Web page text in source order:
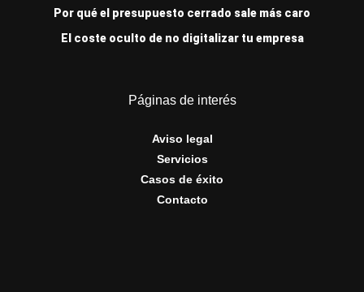
Por qué el presupuesto cerrado sale más caro
El coste oculto de no digitalizar tu empresa
Páginas de interés
Aviso legal
Servicios
Casos de éxito
Contacto